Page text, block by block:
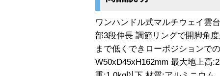
ワンハンドル式マルチウェイ雲
部3段伸長 調節リングで開脚角
まで低くできローポジションで
W50xD45xH162mm 最大地上高